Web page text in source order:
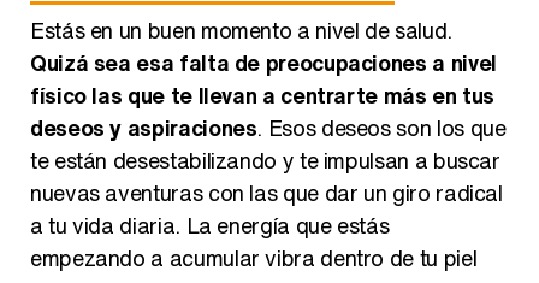
Estás en un buen momento a nivel de salud.
Quizá sea esa falta de preocupaciones a nivel
físico las que te llevan a centrarte más en tus
deseos y aspiraciones. Esos deseos son los que
te están desestabilizando y te impulsan a buscar
nuevas aventuras con las que dar un giro radical
a tu vida diaria. La energía que estás
empezando a acumular vibra dentro de tu piel